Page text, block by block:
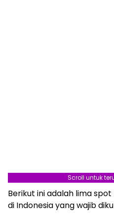
Scroll untuk
Berikut ini adalah lima
di Indonesia yang wajib